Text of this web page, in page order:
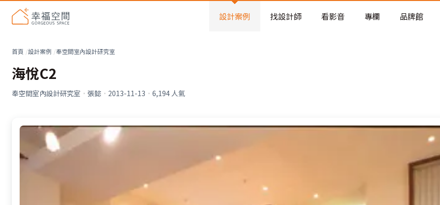
老屋預算分配與高 CP 值煥新術
設計案例 找設計師 看影音 專欄 品牌館
首頁 設計案例 奉空間室內設計研究室
海悅C2
奉空間室內設計研究室 · 張懿 · 2013-11-13 · 6,194人氣